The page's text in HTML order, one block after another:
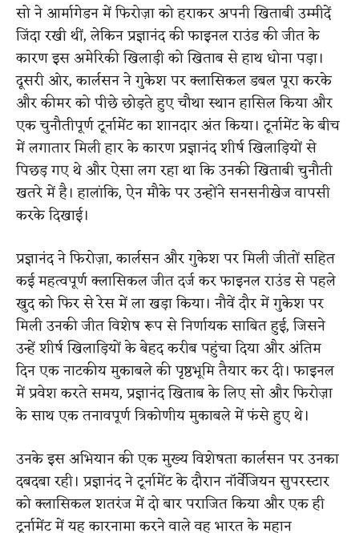
सो ने आर्मागेडन में फिरोज़ा को हराकर अपनी खिताबी उम्मीदें
जिंदा रखी थीं, लेकिन प्रज्ञानंद की फाइनल राउंड की जीत के
कारण इस अमेरिकी खिलाड़ी को खिताब से हाथ धोना पड़ा।
दूसरी ओर, कार्लसन ने गुकेश पर क्लासिकल डबल पूरा करके
और कीमर को पीछे छोड़ते हुए चौथा स्थान हासिल किया और
एक चुनौतीपूर्ण टूर्नामेंट का शानदार अंत किया। टूर्नामेंट के बीच
में लगातार मिली हार के कारण प्रज्ञानंद शीर्ष खिलाड़ियों से
पिछड़ गए थे और ऐसा लग रहा था कि उनकी खिताबी चुनौती
खतरे में है। हालांकि, ऐन मौके पर उन्होंने सनसनीखेज वापसी
करके दिखाई।
प्रज्ञानंद ने फिरोज़ा, कार्लसन और गुकेश पर मिली जीतों सहित
कई महत्वपूर्ण क्लासिकल जीत दर्ज कर फाइनल राउंड से पहले
खुद को फिर से रेस में ला खड़ा किया। नौवें दौर में गुकेश पर
मिली उनकी जीत विशेष रूप से निर्णायक साबित हुई, जिसने
उन्हें शीर्ष खिलाड़ियों के बेहद करीब पहुंचा दिया और अंतिम
दिन एक नाटकीय मुकाबले की पृष्ठभूमि तैयार कर दी। फाइनल
में प्रवेश करते समय, प्रज्ञानंद खिताब के लिए सो और फिरोज़ा
के साथ एक तनावपूर्ण त्रिकोणीय मुकाबले में फंसे हुए थे।
उनके इस अभियान की एक मुख्य विशेषता कार्लसन पर उनका
दबदबा रही। प्रज्ञानंद ने टूर्नामेंट के दौरान नॉर्वेजियन सुपरस्टार
को क्लासिकल शतरंज में दो बार पराजित किया और एक ही
टूर्नामेंट में यह कारनामा करने वाले वह भारत के महान